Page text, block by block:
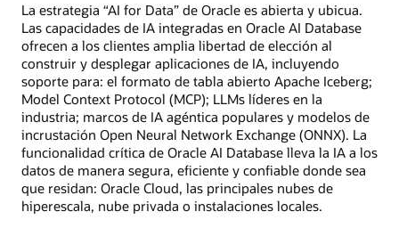
La estrategia “AI for Data” de Oracle es abierta y ubicua.
Las capacidades de IA integradas en Oracle AI Database
ofrecen a los clientes amplia libertad de elección al
construir y desplegar aplicaciones de IA, incluyendo
soporte para: el formato de tabla abierto Apache Iceberg;
Model Context Protocol (MCP); LLMs líderes en la
industria; marcos de IA agéntica populares y modelos de
incrustación Open Neural Network Exchange (ONNX). La
funcionalidad crítica de Oracle AI Database lleva la IA a los
datos de manera segura, eficiente y confiable donde sea
que residan: Oracle Cloud, las principales nubes de
hiperescala, nube privada o instalaciones locales.